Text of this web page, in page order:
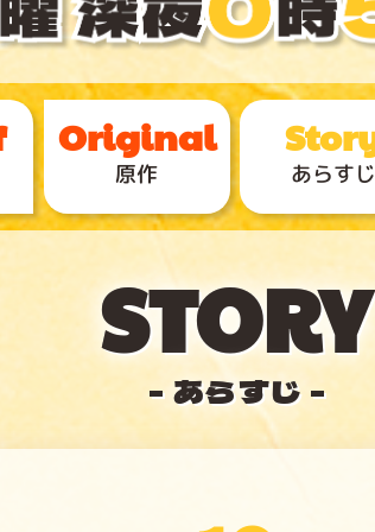
原作 あらすじ
- あらすじ -